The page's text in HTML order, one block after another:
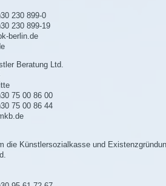
230 899-0
230 899-19
berlin.de
Beratung Ltd.
75 00 86 00
75 00 86 44
die Künstlersozialkasse und